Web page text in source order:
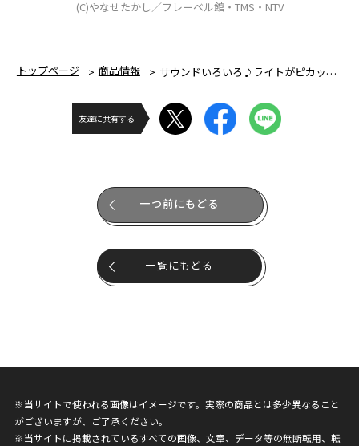
(C)やなせたかし／フレーベル館・TMS・NTV
トップページ 商品情報 サウンドいろいろ♪ライトがピカッ！なかまたちとあそぼう！アンパンマンはじめてハウスDX
友達に共有する
一つ前にもどる
一覧にもどる
※当サイトで使われる画像はイメージです。実際の商品とは多少異なること
がございますが、ご了承ください。
※当サイトに掲載されているすべての画像、文章、データ等の無断転用、転